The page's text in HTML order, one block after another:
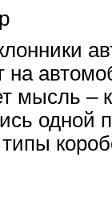
на
мысль –
одной